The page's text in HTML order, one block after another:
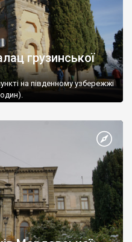
грузинської
на південному узбережжі
один).